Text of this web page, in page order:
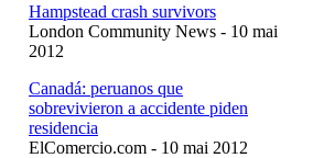
Hampstead crash survivors
London Community News - 10 mai
2012
Canadá: peruanos que
sobrevivieron a accidente piden
residencia
ElComercio.com - 10 mai 2012